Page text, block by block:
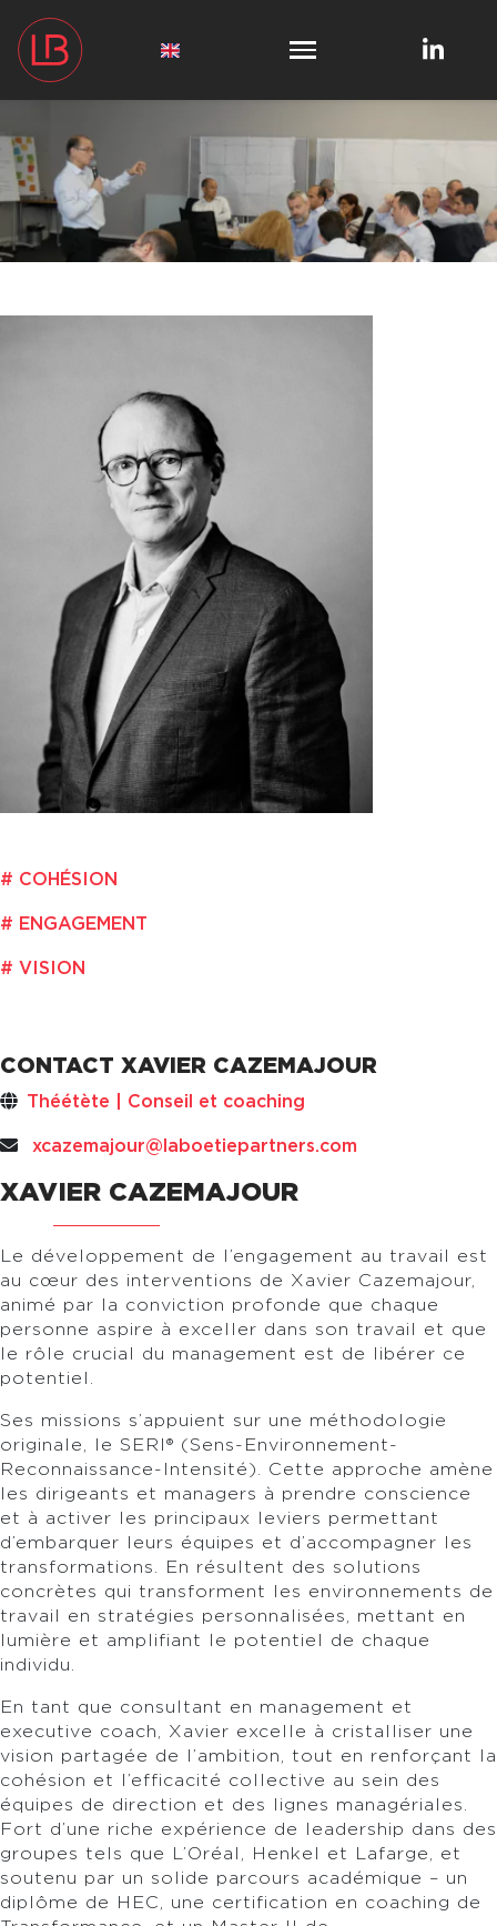
COHÉSION
ENGAGEMENT
VISION
CONTACT XAVIER CAZEMAJOUR
Théétète | Conseil et coaching
xcazemajour@laboetiepartners.com
XAVIER CAZEMAJOUR
Le développement de l’engagement au travail est
au cœur des interventions de Xavier Cazemajour,
animé par la conviction profonde que chaque
personne aspire à exceller dans son travail et que
le rôle crucial du management est de libérer ce
potentiel.
Ses missions s’appuient sur une méthodologie
originale, le SERI® (Sens-Environnement-
Reconnaissance-Intensité). Cette approche amène
les dirigeants et managers à prendre conscience
et à activer les principaux leviers permettant
d’embarquer leurs équipes et d’accompagner les
transformations. En résultent des solutions
concrètes qui transforment les environnements de
travail en stratégies personnalisées, mettant en
lumière et amplifiant le potentiel de chaque
individu.
En tant que consultant en management et
executive coach, Xavier excelle à cristalliser une
vision partagée de l’ambition, tout en renforçant la
cohésion et l’efficacité collective au sein des
équipes de direction et des lignes managériales.
Fort d’une riche expérience de leadership dans des
groupes tels que L’Oréal, Henkel et Lafarge, et
soutenu par un solide parcours académique – un
diplôme de HEC, une certification en coaching de